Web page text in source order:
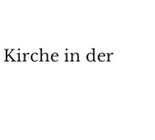
in der